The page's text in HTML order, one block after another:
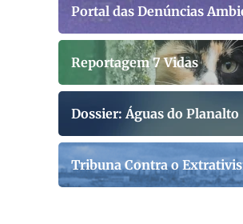
Portal das Denúncias
Reportagem 7 Vidas
Dossier: Águas do Planalto
Tribuna Contra o